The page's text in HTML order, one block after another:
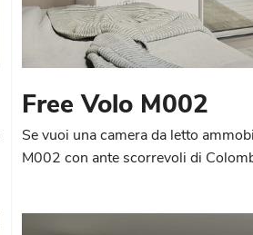
Free Volo M002
Se vuoi una camera da letto
M002 con ante scorrevoli di